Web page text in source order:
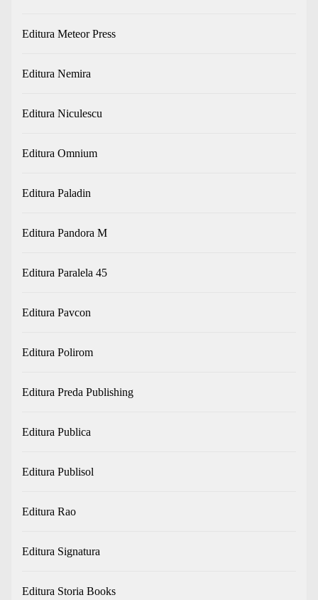
Editura Meteor Press
Editura Nemira
Editura Niculescu
Editura Omnium
Editura Paladin
Editura Pandora M
Editura Paralela 45
Editura Pavcon
Editura Polirom
Editura Preda Publishing
Editura Publica
Editura Publisol
Editura Rao
Editura Signatura
Editura Storia Books